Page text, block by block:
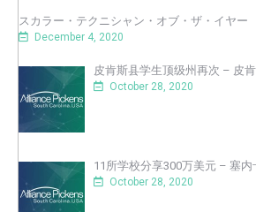
スカラー・テクニシャン・オブ・ザ・イヤー
December 4, 2020
皮肯斯县学生顶级州再次 – 皮
October 28, 2020
11所学校分享300万美元 – 塞内
October 28, 2020